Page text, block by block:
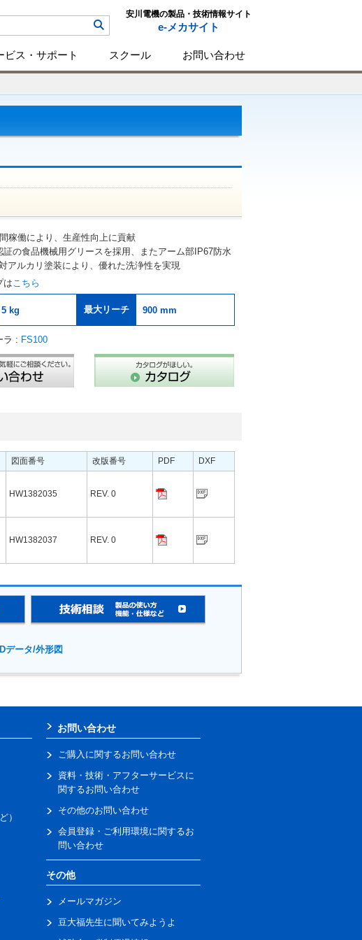
安川電機の製品・技術情報サイト
e-メカサイト
ビス・サポート スクール お問い合わせ
稼働により、生産性向上に貢献
証の食品機械用グリースを採用、またアーム部IP67防水
アルカリ塗装により、優れた洗浄性を実現
はこちら
5 kg 最大リーチ 900 mm
ラ : FS100
図面番号 改版番号 PDF
DXF
HW1382035 REV. 0
HW1382037 REV. 0
データ/外形図
）
お問い合わせ
ご購入に関するお問い合わせ
資料・技術・アフターサービスに
関するお問い合わせ
その他のお問い合わせ
会員登録・ご利用環境に関するお
問い合わせ
その他
メールマガジン
豆大福先生に聞いてみようよ